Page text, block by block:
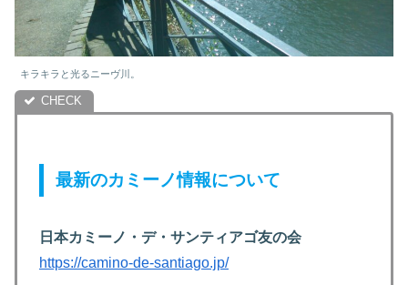
キラキラと光るニーヴ川。
最新のカミーノ情報について
日本カミーノ・デ・サンティアゴ友の会
https://camino-de-santiago.jp/